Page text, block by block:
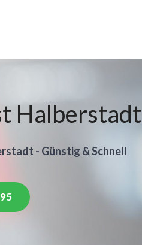
Halberstadt
- Günstig & Schnell